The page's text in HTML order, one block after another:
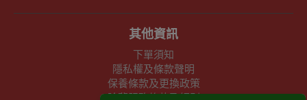
其他資訊
下單須知
隱私權及條款聲明
保養條款及更換政策